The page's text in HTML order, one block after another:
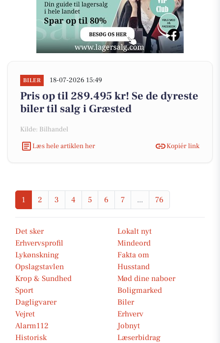
BILER 18-07-2026 15:49
Pris op til 289.495 kr! Se de dyreste
biler til salg i Græsted
Kilde: Bilhandel
Læs hele artiklen her
Kopiér link
1 2 3 4 5 6 7 ... 76
Det sker
Lokalt nyt
Erhvervsprofil
Mindeord
Lykønskning
Fakta om
Opslagstavlen
Husstand
Krop & Sundhed
Mød dine naboer
Sport
Boligmarked
Dagligvarer
Biler
Vejret
Erhverv
Alarm112
Jobnyt
Historisk
Læserbidrag